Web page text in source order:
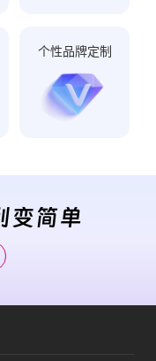
个性品牌定制
变简单